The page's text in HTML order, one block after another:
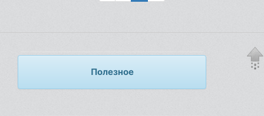
Полезное